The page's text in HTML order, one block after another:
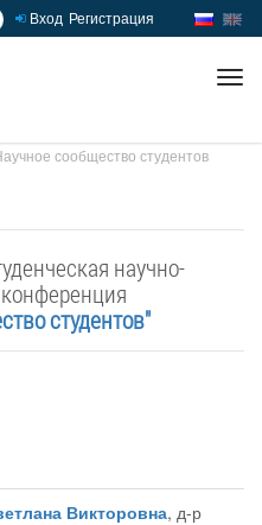
Вход Регистрация
сообщество студентов
научно-
студентов"
Викторовна, д-р